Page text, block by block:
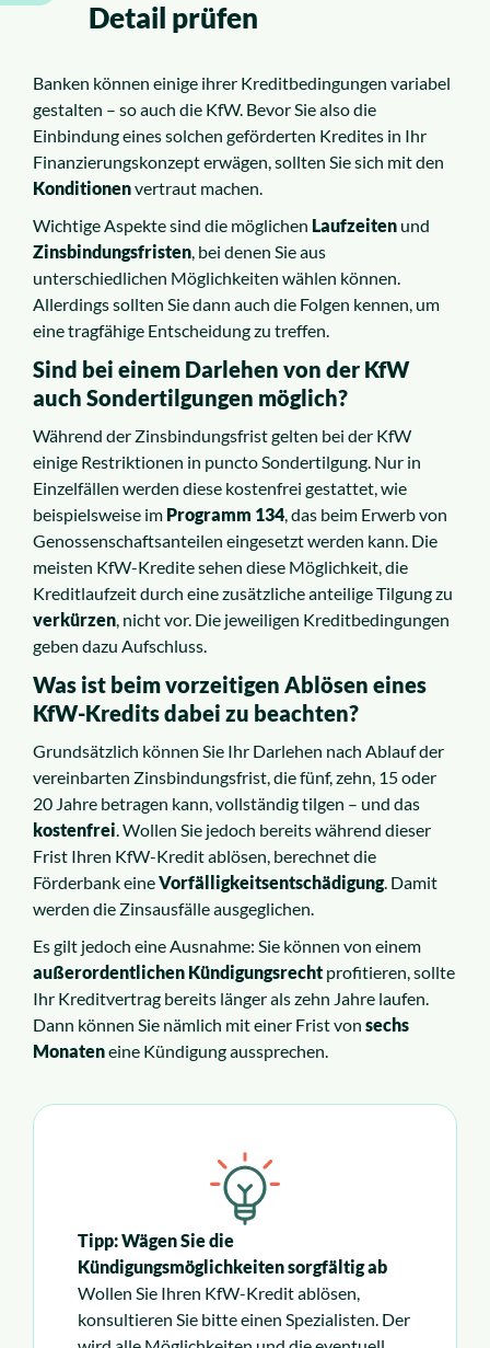
Detail prüfen
Banken können einige ihrer Kreditbedingungen variabel
gestalten – so auch die KfW. Bevor Sie also die
Einbindung eines solchen geförderten Kredites in Ihr
Finanzierungskonzept erwägen, sollten Sie sich mit den
Konditionenvertraut machen.
Wichtige Aspekte sind die möglichen Laufzeiten und
Zinsbindungsfristen, bei denen Sie aus
unterschiedlichen Möglichkeiten wählen können.
Allerdings sollten Sie dann auch die Folgen kennen, um
eine tragfähige Entscheidung zu treffen.
Sind bei einem Darlehen von der KfW
auch Sondertilgungen möglich?
Während der Zinsbindungsfrist gelten bei der KfW
einige Restriktionen in puncto Sondertilgung. Nur in
Einzelfällen werden diese kostenfrei gestattet, wie
beispielsweise im Programm 134, das beim Erwerb von
Genossenschaftsanteilen eingesetzt werden kann. Die
meisten KfW-Kredite sehen diese Möglichkeit, die
Kreditlaufzeit durch eine zusätzliche anteilige Tilgung zu
verkürzen, nicht vor. Die jeweiligen Kreditbedingungen
geben dazu Aufschluss.
Was ist beim vorzeitigen Ablösen eines
KfW-Kredits dabei zu beachten?
Grundsätzlich können Sie Ihr Darlehen nach Ablauf der
vereinbarten Zinsbindungsfrist, die fünf, zehn, 15 oder
20 Jahre betragen kann, vollständig tilgen – und das
kostenfrei. Wollen Sie jedoch bereits während dieser
Frist Ihren KfW-Kredit ablösen, berechnet die
Förderbank eineVorfälligkeitsentschädigung. Damit
werden die Zinsausfälle ausgeglichen.
Es gilt jedoch eine Ausnahme: Sie können von einem
außerordentlichen Kündigungsrecht profitieren, sollte
Ihr Kreditvertrag bereits länger als zehn Jahre laufen.
Dann können Sie nämlich mit einer Frist von sechs
Monateneine Kündigung aussprechen.
Tipp: Wägen Sie die
Kündigungsmöglichkeiten sorgfältig ab
Wollen Sie Ihren KfW-Kredit ablösen,
konsultieren Sie bitte einen Spezialisten. Der